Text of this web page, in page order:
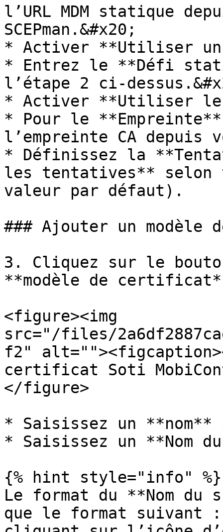
l’URL MDM statique
SCEPman.&#x20;
* Activer **Utiliser
* Entrez le **Défi
l’étape 2 ci-
* Activer **Utiliser le
* Pour le
l’empreinte CA depuis
* Définissez la
les tentatives** selon
valeur par défaut).
### Ajouter un
3. Cliquez sur le
**modèle de
<figure><img
src="/files/
f2"
certificat Soti
</figure>
* Saisissez un **nom**
* Saisissez un **Nom
{% hint style="info" %}
Le format du **Nom du
que le format suivant : «